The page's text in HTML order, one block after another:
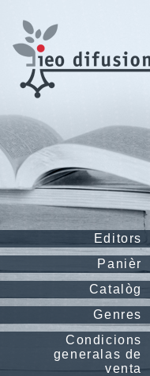
Editors
Panièr
Catalòg
Genres
Condicions
generalas de
venta